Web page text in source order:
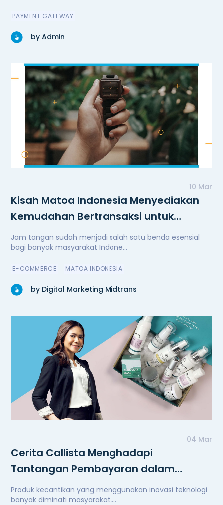
PAYMENT GATEWAY
by Admin
10 Mar
Kisah Matoa Indonesia Menyediakan
Kemudahan Bertransaksi untuk
Mengembangkan Bisnis
Jam tangan sudah menjadi salah satu benda esensial
bagi banyak masyarakat Indone...
E-COMMERCE MATOA INDONESIA
by Digital Marketing Midtrans
04 Mar
Cerita Callista Menghadapi
Tantangan Pembayaran dalam
Memulai Bisnis
Produk kecantikan yang menggunakan inovasi teknologi
banyak diminati masyarakat,...